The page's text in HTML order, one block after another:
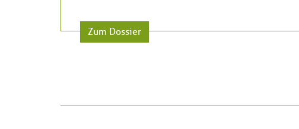
Zum Dossier